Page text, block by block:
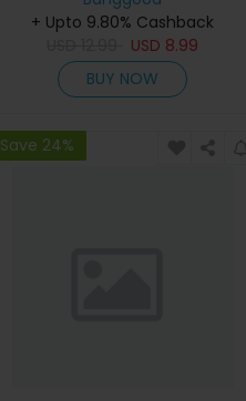
+ Upto 9.80% Cashback
USD 8.99
BUY NOW
Save 24%